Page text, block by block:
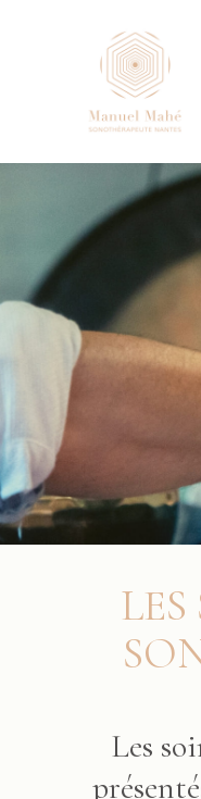
Les